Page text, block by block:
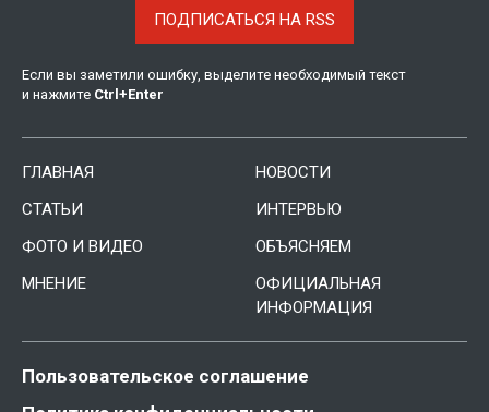
ПОДПИСАТЬСЯ НА RSS
Если вы заметили ошибку, выделите необходимый текст
и нажмите Ctrl +Enter
ГЛАВНАЯ
НОВОСТИ
СТАТЬИ
ИНТЕРВЬЮ
ФОТО И ВИДЕО
ОБЪЯСНЯЕМ
МНЕНИЕ
ОФИЦИАЛЬНАЯ
ИНФОРМАЦИЯ
Пользовательское соглашение